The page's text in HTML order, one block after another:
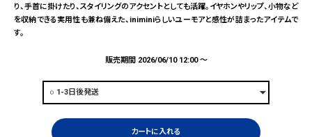
り、手首に掛けたり、スタイリングのアクセントとしても活躍。イヤホンやリップ、小物など
を収納できる実用性も兼ね備えた、iniminiらしいユーモアと感性が詰まったアイテムで
す。
販売期間 2026/06/10 12:00〜
カートに入れる